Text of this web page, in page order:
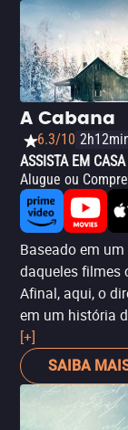
A Cabana
6.3/10
ASSISTA EM CASA
Alugue ou Compre
Baseado em
daqueles filmes
Afinal, aqui, o
em um história
religiosidade.
busca lidar com
e
e crença, o
espectador,
[+]
SAIBA